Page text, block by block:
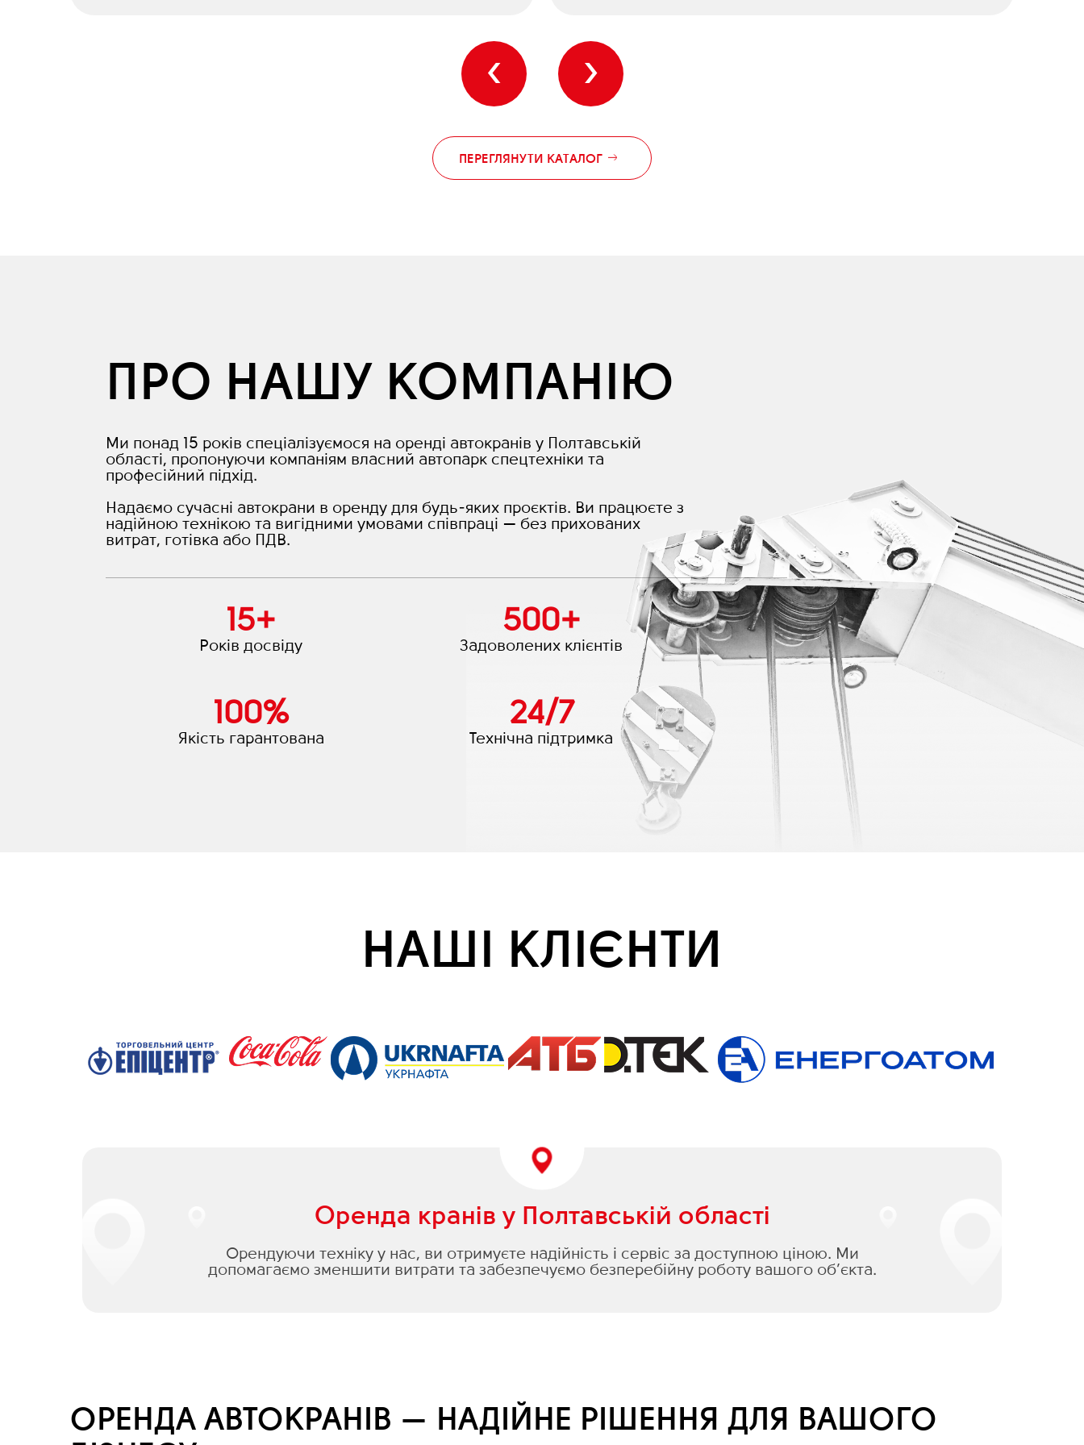
‹ ›
ПЕРЕГЛЯНУТИ КАТАЛОГ
ПРО НАШУ КОМПАНІЮ
Ми понад 15 років спеціалізуємося на оренді автокранів у Полтавській
області, пропонуючи компаніям власний автопарк спецтехніки та
професійний підхід.
Надаємо сучасні автокрани в оренду для будь-яких проєктів. Ви працюєте з
надійною технікою та вигідними умовами співпраці — без прихованих
витрат, готівка або ПДВ.
15+
Років досвіду
500+
Задоволених клієнтів
100%
Якість гарантована
24/7
Технічна підтримка
НАШІ КЛІЄНТИ
Оренда кранів у Полтавській області
Орендуючи техніку у нас, ви отримуєте надійність і сервіс за доступною ціною. Ми
допомагаємо зменшити витрати та забезпечуємо безперебійну роботу вашого об’єкта.
ОРЕНДА АВТОКРАНІВ — НАДІЙНЕ РІШЕННЯ ДЛЯ ВАШОГО